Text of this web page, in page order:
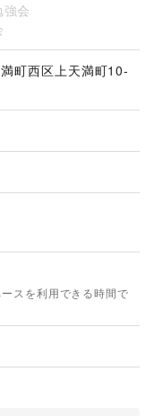
会
町西区上天満町10-
スを利用できる時間で